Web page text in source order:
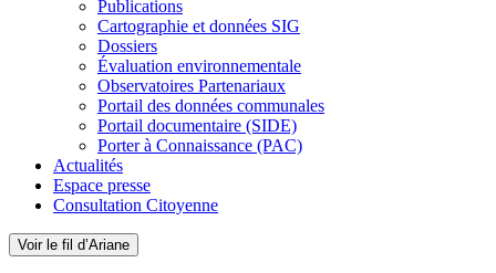
Publications
Cartographie et données SIG
Dossiers
Évaluation environnementale
Observatoires Partenariaux
Portail des données communales
Portail documentaire (SIDE)
Porter à Connaissance (PAC)
Actualités
Espace presse
Consultation Citoyenne
Voir le fil d’Ariane